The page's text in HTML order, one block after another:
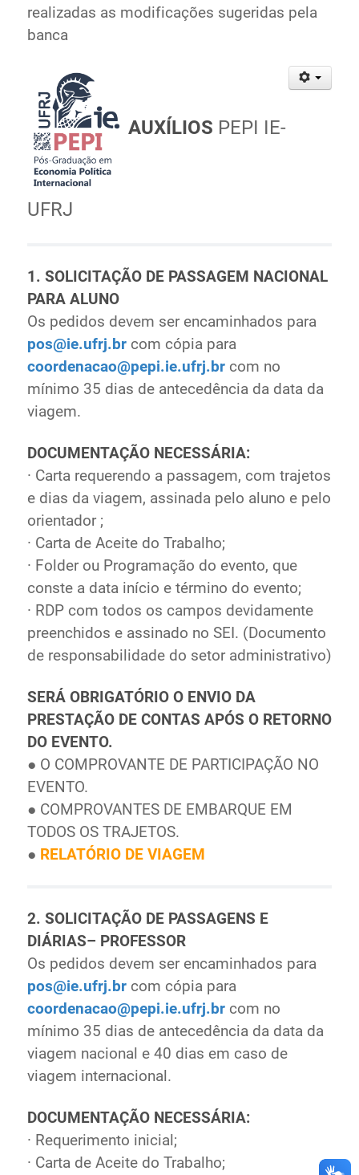
realizadas as modificações sugeridas pela
banca
AUXÍLIOS PEPI IE-
UFRJ
1. SOLICITAÇÃO DE PASSAGEM NACIONAL
PARA ALUNO
Os pedidos devem ser encaminhados para
pos@ie.ufrj.brcom cópia para
coordenacao@pepi.ie.ufrj.brcom no
mínimo 35 dias de antecedência da data da
viagem.
DOCUMENTAÇÃO NECESSÁRIA:
· Carta requerendo a passagem, com trajetos
e dias da viagem, assinada pelo aluno e pelo
orientador ;
· Carta de Aceite do Trabalho;
· Folder ou Programação do evento, que
conste a data início e término do evento;
· RDP com todos os campos devidamente
preenchidos e assinado no SEI. (Documento
de responsabilidade do setor administrativo)
SERÁ OBRIGATÓRIO O ENVIO DA
PRESTAÇÃO DE CONTAS APÓS O RETORNO
DO EVENTO.
● O COMPROVANTE DE PARTICIPAÇÃO NO
EVENTO.
● COMPROVANTES DE EMBARQUE EM
TODOS OS TRAJETOS.
● RELATÓRIO DE VIAGEM
2. SOLICITAÇÃO DE PASSAGENS E
DIÁRIAS– PROFESSOR
Os pedidos devem ser encaminhados para
pos@ie.ufrj.brcom cópia para
coordenacao@pepi.ie.ufrj.brcom no
mínimo 35 dias de antecedência da data da
viagem nacional e 40 dias em caso de
viagem internacional.
DOCUMENTAÇÃO NECESSÁRIA:
· Requerimento inicial;
· Carta de Aceite do Trabalho;